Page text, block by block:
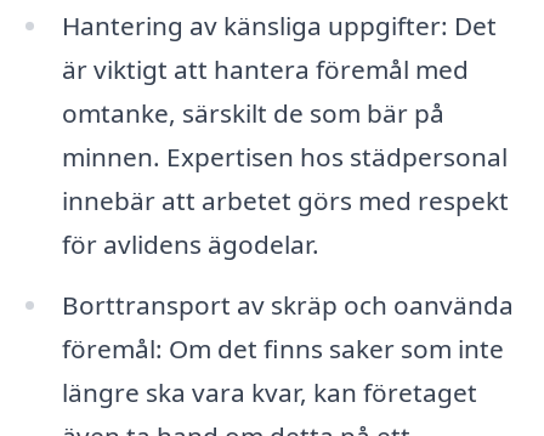
Hantering av känsliga uppgifter: Det
är viktigt att hantera föremål med
omtanke, särskilt de som bär på
minnen. Expertisen hos städpersonal
innebär att arbetet görs med respekt
för avlidens ägodelar.
Borttransport av skräp och oanvända
föremål: Om det finns saker som inte
längre ska vara kvar, kan företaget